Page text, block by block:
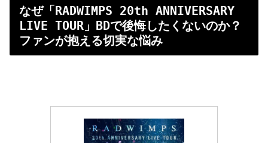
なぜ「RADWIMPS 20th ANNIVERSARY
LIVE TOUR」BDで後悔したくないのか？
ファンが抱える切実な悩み